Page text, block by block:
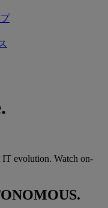
IT evolution. Watch on-